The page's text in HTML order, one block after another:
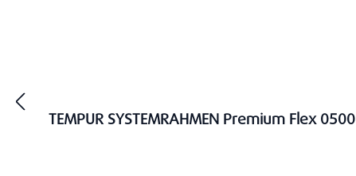
TEMPUR SYSTEMRAHMEN Premium Flex 0500